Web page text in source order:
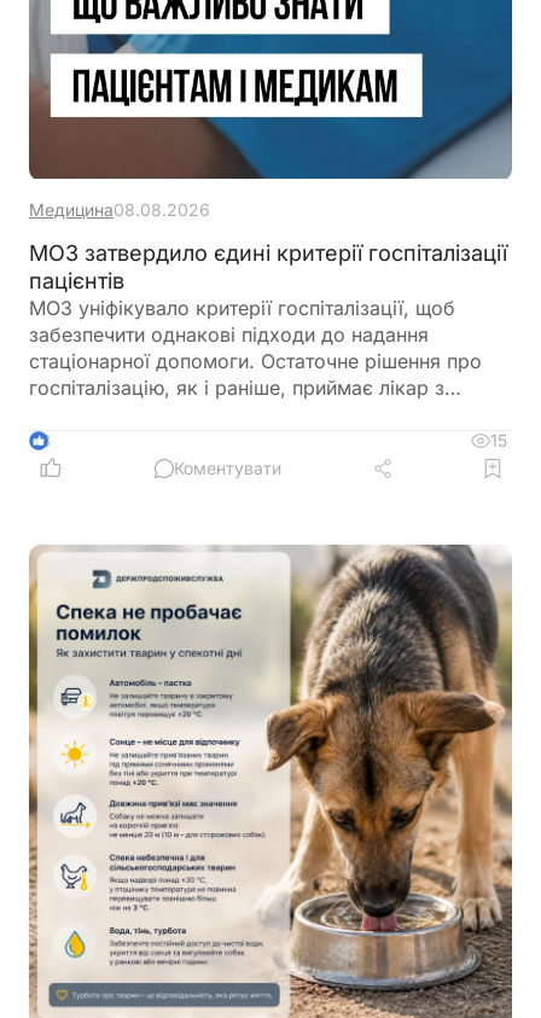
Медицина08.08.2026
МОЗ затвердило єдині критерії госпіталізації
пацієнтів
МОЗ уніфікувало критерії госпіталізації, щоб
забезпечити однакові підходи до надання
стаціонарної допомоги. Остаточне рішення про
госпіталізацію, як і раніше, приймає лікар з
3
15
Коментувати